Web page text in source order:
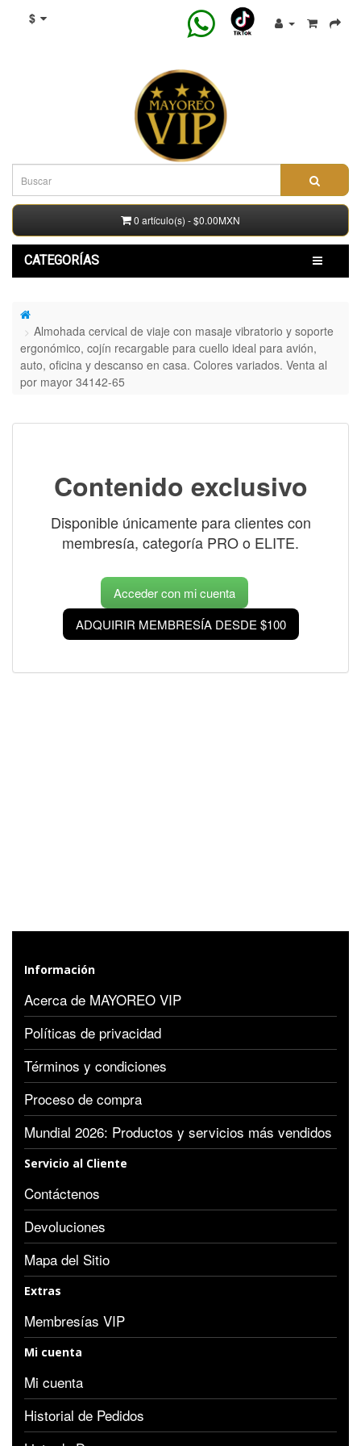
$
0 artículo(s) - $0.00MXN
CATEGORÍAS
Almohada cervical de viaje con masaje vibratorio y soporte
ergonómico, cojín recargable para cuello ideal para avión,
auto, oficina y descanso en casa. Colores variados. Venta al
por mayor 34142-65
Contenido exclusivo
Disponible únicamente para clientes con
membresía, categoría PRO o ELITE.
Acceder con mi cuenta
ADQUIRIR MEMBRESÍA DESDE $100
Información
Acerca de MAYOREO VIP
Políticas de privacidad
Términos y condiciones
Proceso de compra
Mundial 2026: Productos y servicios más vendidos
Servicio al Cliente
Contáctenos
Devoluciones
Mapa del Sitio
Extras
Membresías VIP
Mi cuenta
Mi cuenta
Historial de Pedidos